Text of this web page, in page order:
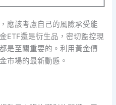
應該考慮自己的風險承受能
ETF還是衍生品，密切監控現
是至關重要的。利用黃金價
市場的最新動態。